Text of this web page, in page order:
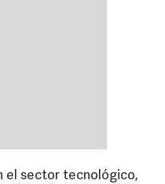
el sector tecnológico,